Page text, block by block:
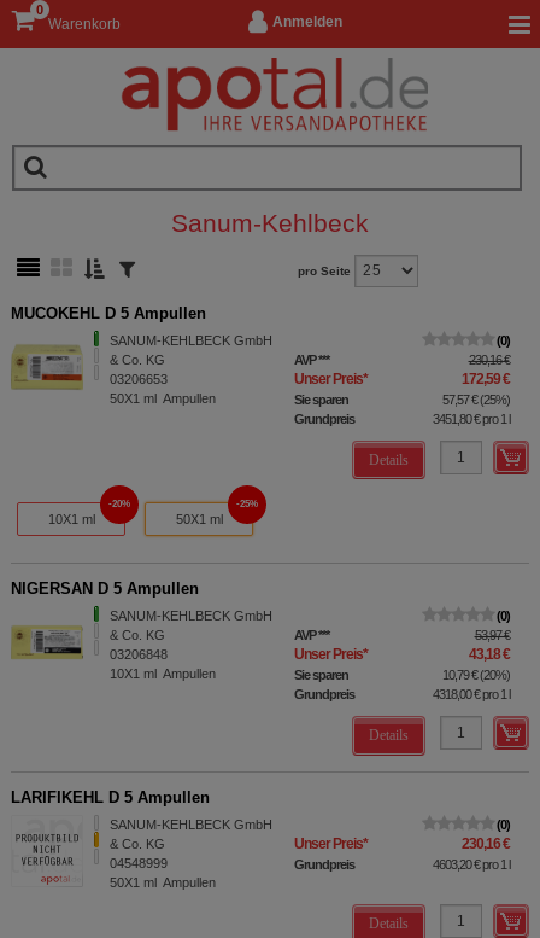
Anmelden
Warenkorb
0
Sanum-Kehlbeck
pro Seite
MUCOKEHL D 5 Ampullen
SANUM-KEHLBECK GmbH
& Co. KG
03206653
50X1 ml Ampullen
0
AVP*** 230,16 €
Unser Preis* 172,59 €
Sie sparen 57,57 €(25%)
Grundpreis
3451,80 €pro 1 l
Details
10X1 ml
20%
50X1 ml
25%
NIGERSAN D 5 Ampullen
SANUM-KEHLBECK GmbH
& Co. KG
03206848
10X1 ml Ampullen
0
AVP*** 53,97 €
Unser Preis* 43,18 €
Sie sparen 10,79 €(20%)
Grundpreis
4318,00 €pro 1 l
Details
LARIFIKEHL D 5 Ampullen
SANUM-KEHLBECK GmbH
& Co. KG
04548999
50X1 ml Ampullen
0
Unser Preis* 230,16 €
Grundpreis 4603,20 €pro 1 l
Details